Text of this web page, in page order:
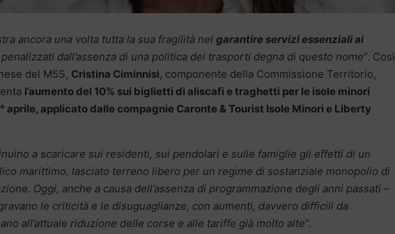
ancora una volta tutta la sua fragilità nel garantire servizi essenziali ai
penalizzati dall’assenza di una politica dei trasporti degna di questo nome“. Così
del M5S, Cristina Ciminnisi, componente della Commissione Territorio,
l’aumento del 10% sui biglietti di aliscafi e traghetti per le isole minori
aprile, applicato dalle compagnie Caronte & Tourist Isole Minori e Liberty
a scaricare sui residenti, sui pendolari e sulle famiglie gli effetti di un
marittimo, lasciato terreno libero per un regime di sostanziale monopolio di
Oggi, anche a causa dell’assenza di programmazione degli anni passati –
le criticità e le disuguaglianze, con aumenti, davvero difficili da
all’attuale riduzione delle corse e alle tariffe già molto alte“.